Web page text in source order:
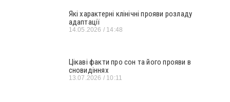
Які характерні клінічні прояви розладу
адаптації
14.05.2026 14:48
Цікаві факти про сон та його прояви в
сновидіннях
13.07.2026 10:11